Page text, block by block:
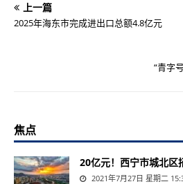
上一篇
2025年海东市完成进出口总额4.8亿元
“青字
焦点
20亿元！西宁市城北区
2021年7月27日 星期二